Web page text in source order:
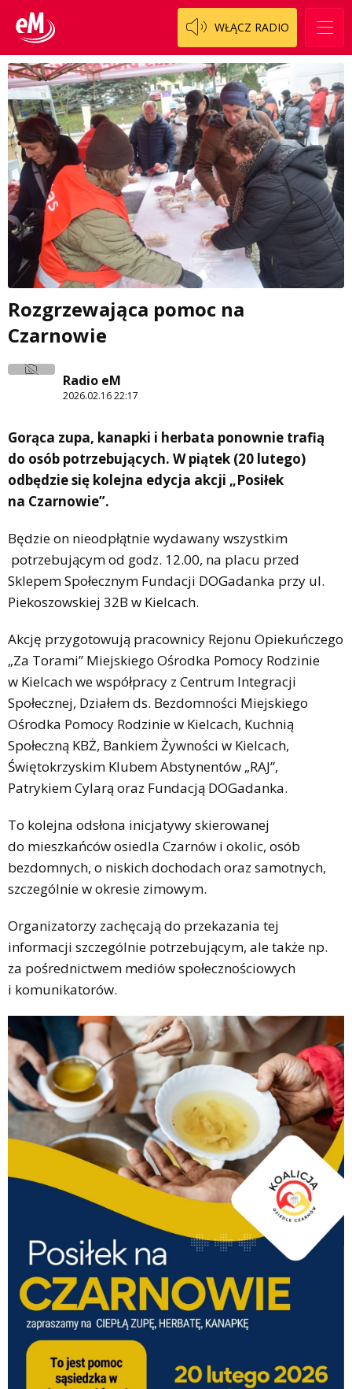
WŁĄCZ RADIO
Rozgrzewająca pomoc na
Czarnowie
Radio eM
2026.02.16 22:17
Gorąca zupa, kanapki i herbata ponownie trafią
do osób potrzebujących. W piątek (20 lutego)
odbędzie się kolejna edycja akcji „Posiłek
na Czarnowie”.
Będzie on nieodpłątnie wydawany wszystkim
potrzebującym od godz. 12.00, na placu przed
Sklepem Społecznym Fundacji DOGadanka przy ul.
Piekoszowskiej 32B w Kielcach.
Akcję przygotowują pracownicy Rejonu Opiekuńczego
„Za Torami” Miejskiego Ośrodka Pomocy Rodzinie
w Kielcach we współpracy z Centrum Integracji
Społecznej, Działem ds. Bezdomności Miejskiego
Ośrodka Pomocy Rodzinie w Kielcach, Kuchnią
Społeczną KBŻ, Bankiem Żywności w Kielcach,
Świętokrzyskim Klubem Abstynentów „RAJ”,
Patrykiem Cylarą oraz Fundacją DOGadanka.
To kolejna odsłona inicjatywy skierowanej
do mieszkańców osiedla Czarnów i okolic, osób
bezdomnych, o niskich dochodach oraz samotnych,
szczególnie w okresie zimowym.
Organizatorzy zachęcają do przekazania tej
informacji szczególnie potrzebującym, ale także np.
za pośrednictwem mediów społecznościowych
i komunikatorów.